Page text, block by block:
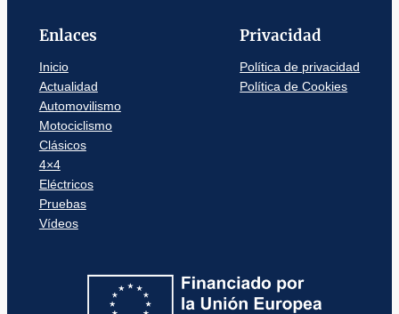
Enlaces
Inicio
Actualidad
Automovilismo
Motociclismo
Clásicos
4×4
Eléctricos
Pruebas
Vídeos
Privacidad
Política de privacidad
Política de Cookies